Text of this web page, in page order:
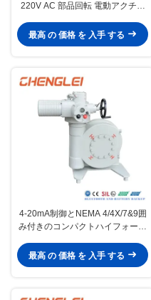
220V AC 部品回転 電動アクチュ
最高 の 価格 を 入手 する
4-20mA制御とNEMA 4/4X/7&9囲
み付きのコンパクトハイフォース
最高 の 価格 を 入手 する